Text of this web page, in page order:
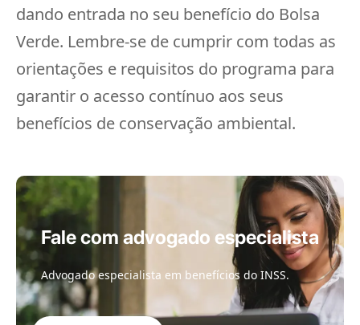
dando entrada no seu benefício do Bolsa
Verde. Lembre-se de cumprir com todas as
orientações e requisitos do programa para
garantir o acesso contínuo aos seus
benefícios de conservação ambiental.
Fale com advogado especialista
Advogado especialista em benefícios do INSS.